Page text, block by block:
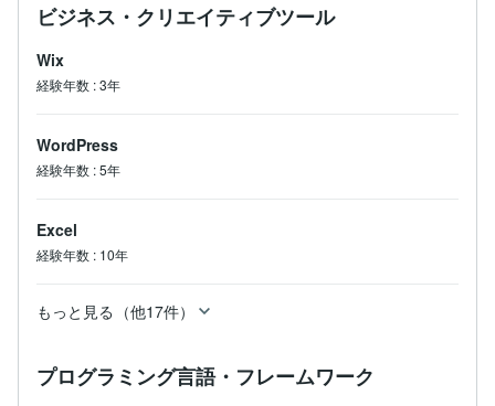
ビジネス・クリエイティブツール
Wix
経験年数 :3年
WordPress
経験年数 :5年
Excel
経験年数 : 10年
もっと見る（他17件）
プログラミング言語・フレームワーク